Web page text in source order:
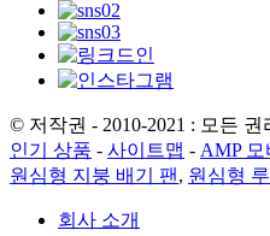
© 저작권 - 2010-2021 : 모든 권
인기 상품 - 사이트맵 - AMP 모
원심형 지붕 배기 팬 , 원심형
회사 소개